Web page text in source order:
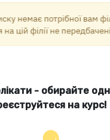
- обирайте
на курс!